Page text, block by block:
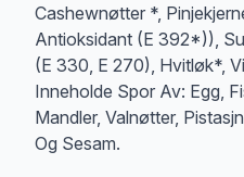
Cashewnøtter *,
Antioksidant (E 392*)),
(E 330, E 270), Hvitløk*,
Inneholde Spor Av: Egg,
Mandler, Valnøtter,
Og Sesam.